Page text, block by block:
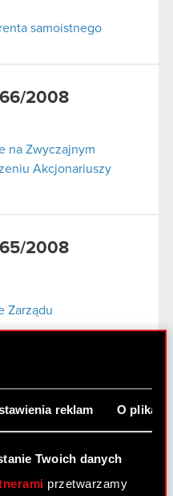
reklam O
Twoich danych
przetwarzamy
samoistnego
2008
na Zwyczajnym
Akcjonariuszy
2008
Zarządu
2008